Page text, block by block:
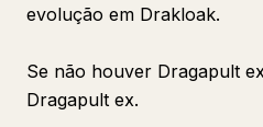
evolução em Drakloak.
Se não houver Dragapult
Dragapult ex.